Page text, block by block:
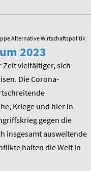
Alternative Wirtschaftspolitik
2023
Zeit vielfältiger, sich
Die Corona-
Kriege und hier in
gegen die
insgesamt ausweitende
halten die Welt in